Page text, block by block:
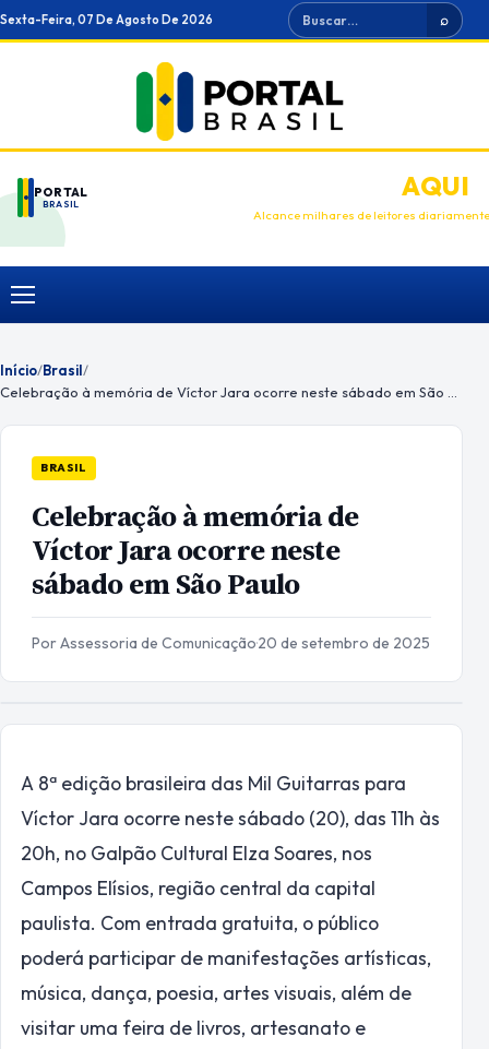
Ir
para
Sexta-Feira, 07 De Agosto De 2026 Buscar ⌕
PORTAL
BRASIL
ANUNCIEAQUI
Alcance milhares de leitores diariamente
Menu
Início/Brasil/
BRASIL
Celebração à memória de
Víctor Jara ocorre neste
sábado em São Paulo
Por Assessoria de Comunicação·20 de setembro de 2025
A 8ª edição brasileira das Mil Guitarras para
Víctor Jara ocorre neste sábado (20), das 11h às
20h, no Galpão Cultural Elza Soares, nos
Campos Elísios, região central da capital
paulista. Com entrada gratuita, o público
poderá participar de manifestações artísticas,
música, dança, poesia, artes visuais, além de
visitar uma feira de livros, artesanato e